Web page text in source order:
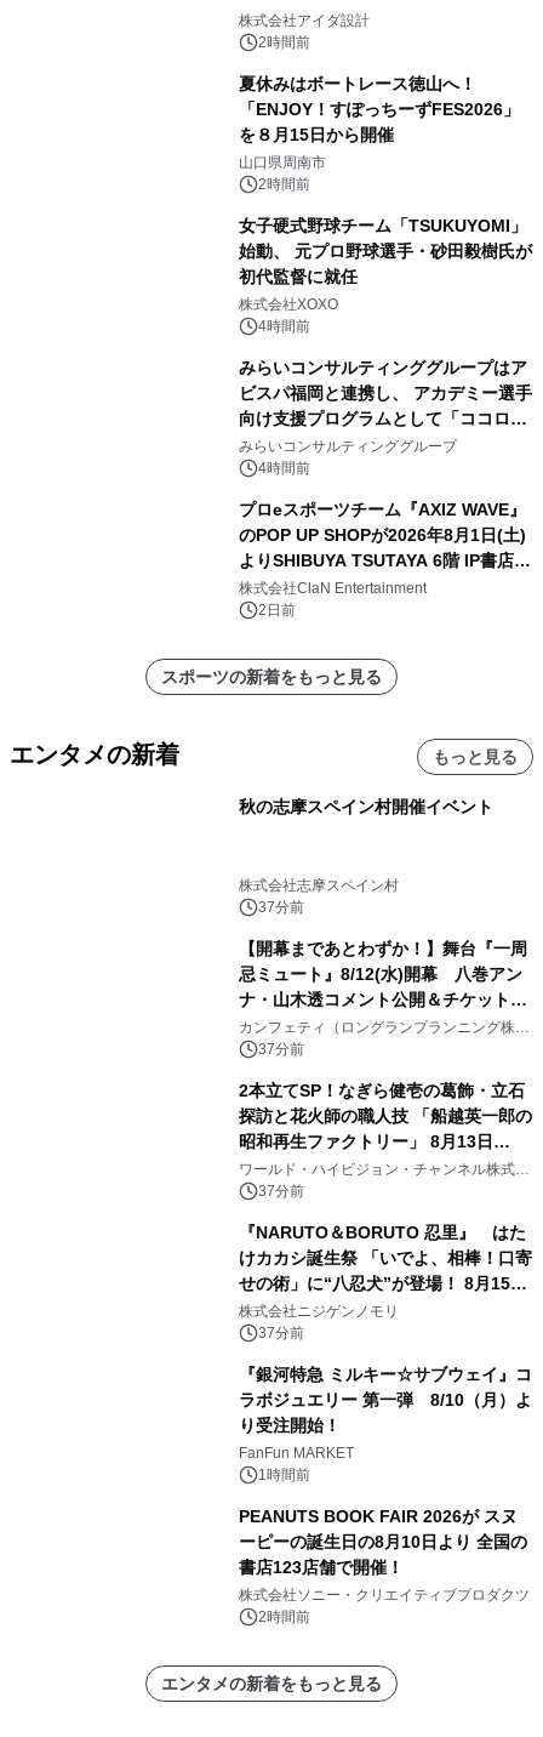
株式会社アイダ設計
2時間前
夏休みはボートレース徳山へ！
「ENJOY！すぽっちーずFES2026」
を８月15日から開催
山口県周南市
2時間前
女子硬式野球チーム「TSUKUYOMI」
始動、 元プロ野球選手・砂田毅樹氏が
初代監督に就任
株式会社XOXO
4時間前
みらいコンサルティンググループはア
ビスパ福岡と連携し、 アカデミー選手
向け支援プログラムとして「ココロの
共有」を提供開始
みらいコンサルティンググループ
4時間前
プロeスポーツチーム『AXIZ WAVE』
のPOP UP SHOPが2026年8月1日(土)
よりSHIBUYA TSUTAYA 6階 IP書店で
開催決定！！
株式会社ClaN Entertainment
2日前
スポーツの新着をもっと見る
エンタメの新着 もっと見る
秋の志摩スペイン村開催イベント
株式会社志摩スペイン村
37分前
【開幕まであとわずか！】舞台『一周
忌ミュート』8/12(水)開幕 八巻アン
ナ・山木透コメント公開＆チケット発
売中
カンフェティ（ロングランプランニング株式
会社）
37分前
2本立てSP！なぎら健壱の葛飾・立石
探訪と花火師の職人技 「船越英一郎の
昭和再生ファクトリー」 8月13日
（木）よる9時～ BS12 トゥエルビで
放送
ワールド・ハイビジョン・チャンネル株式会
社 37分前
『NARUTO＆BORUTO 忍里』 はた
けカカシ誕生祭 「いでよ、相棒！口寄
せの術」に“八忍犬”が登場！ 8月15日
（土）より期間限定開催
株式会社ニジゲンノモリ
37分前
『銀河特急 ミルキー☆サブウェイ』コ
ラボジュエリー 第一弾 8/10（月）よ
り受注開始！
FanFun MARKET
1時間前
PEANUTS BOOK FAIR 2026が スヌ
ーピーの誕生日の8月10日より 全国の
書店123店舗で開催！
株式会社ソニー・クリエイティブプロダクツ
2時間前
エンタメの新着をもっと見る